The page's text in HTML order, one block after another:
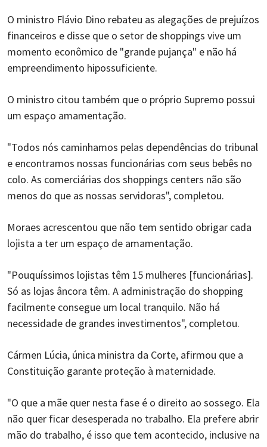
O ministro Flávio Dino rebateu as alegações de prejuízos
financeiros e disse que o setor de shoppings vive um
momento econômico de "grande pujança" e não há
empreendimento hipossuficiente.
O ministro citou também que o próprio Supremo possui
um espaço amamentação.
"Todos nós caminhamos pelas dependências do tribunal
e encontramos nossas funcionárias com seus bebês no
colo. As comerciárias dos shoppings centers não são
menos do que as nossas servidoras", completou.
Moraes acrescentou que não tem sentido obrigar cada
lojista a ter um espaço de amamentação.
"Pouquíssimos lojistas têm 15 mulheres [funcionárias].
Só as lojas âncora têm. A administração do shopping
facilmente consegue um local tranquilo. Não há
necessidade de grandes investimentos", completou.
Cármen Lúcia, única ministra da Corte, afirmou que a
Constituição garante proteção à maternidade.
"O que a mãe quer nesta fase é o direito ao sossego. Ela
não quer ficar desesperada no trabalho. Ela prefere abrir
mão do trabalho, é isso que tem acontecido, inclusive na